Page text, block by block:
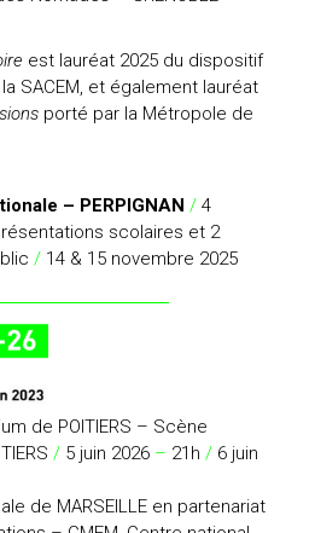
est lauréat 2025 du dispositif
SACEM, et également lauréat
porté par la Métropole de
– PERPIGNAN / 4
scolaires et 2
/ 14 & 15 novembre 2025
de POITIERS – Scène
/ 5 juin 2026 – 21h/ 6 juin
de MARSEILLE en partenariat